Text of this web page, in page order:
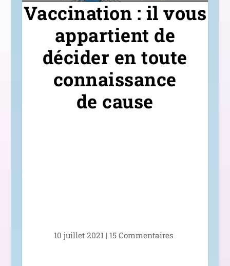
Vaccination : il vous
appartient de
décider en toute
connaissance
de cause
10 juillet 2021 | 15 Commentaires